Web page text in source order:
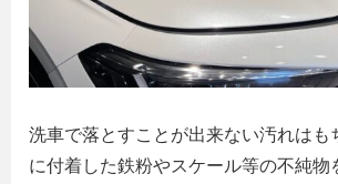
洗車で落とすことが出来ない汚れはも
に付着した鉄粉やスケール等の不純物